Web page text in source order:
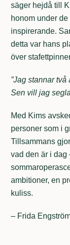
säger hejdå till
honom under
inspirerande.
detta var hans
över
”Jag stannar
Sen vill jag
Med Kims
personer som i
Tillsammans
vad den är i dag
ambitioner, en
kuliss.
– Frida